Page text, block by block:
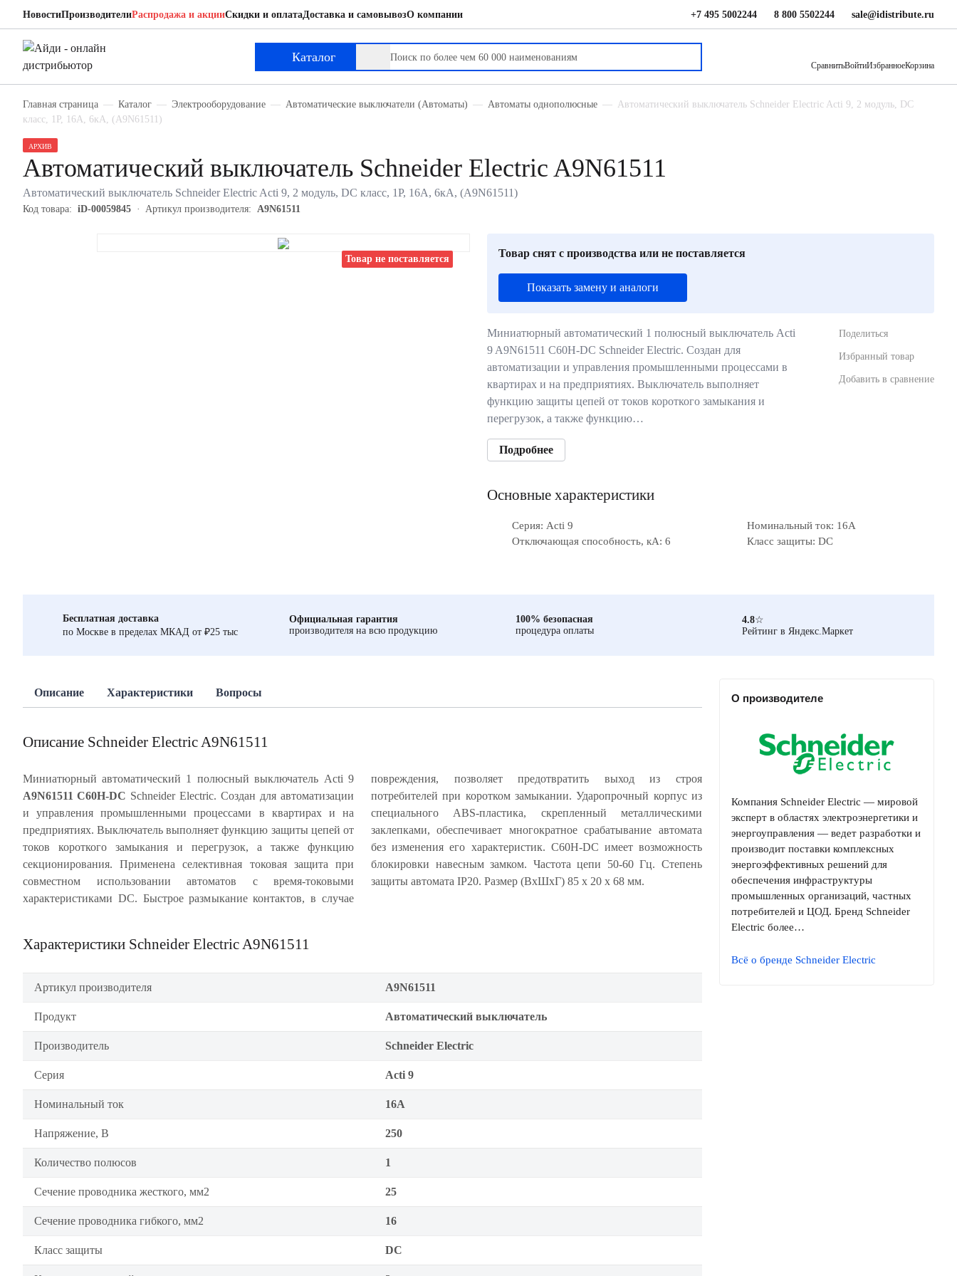
НовостиПроизводителиРаспродажа и акцииСкидки и оплатаДоставка и самовывозО компании +7 495 5002244 8 800 5502244 sale@idistribute.ru
Каталог
СравнитьВойтиИзбранноеКорзина
Главная страница Каталог Электрооборудование Автоматические выключатели (Автоматы) Автоматы однополюсные
Автоматический выключатель Schneider Electric Acti 9, 2 модуль, DC
класс, 1P, 16А, 6кА, (A9N61511)
Товар не поставляется
АРХИВ
Автоматический выключатель Schneider Electric A9N61511
Автоматический выключатель Schneider Electric Acti 9, 2 модуль, DC класс, 1P, 16А, 6кА, (A9N61511)
Код товара: iD-00059845 Артикул производителя: A9N61511
Товар снят с производства или не поставляется
Показать замену и аналоги
Миниатюрный автоматический 1 полюсный выключатель Acti
9 A9N61511 C60H-DC Schneider Electric. Создан для
автоматизации и управления промышленными процессами в
квартирах и на предприятиях. Выключатель выполняет
функцию защиты цепей от токов короткого замыкания и
перегрузок, а также функцию…
Подробнее
Поделиться
Избранный товар
Добавить в сравнение
Основные характеристики
Серия: Acti 9
Номинальный ток: 16А
Отключающая способность, кА: 6
Класс защиты: DC
Бесплатная доставка
по Москве в пределах МКАД от ₽25 тыс
Официальная гарантия
производителя на всю продукцию
100% безопасная
процедура оплаты
4.8☆
Рейтинг в Яндекс.Маркет
Описание Характеристики Вопросы
Описание Schneider Electric A9N61511
Миниатюрный автоматический 1 полюсный выключатель Acti 9
A9N61511 C60H-DC Schneider Electric. Создан для автоматизации
и управления промышленными процессами в квартирах и на
предприятиях. Выключатель выполняет функцию защиты цепей от
токов короткого замыкания и перегрузок, а также функцию
секционирования. Применена селективная токовая защита при
совместном использовании автоматов с время-токовыми
характеристиками DC. Быстрое размыкание контактов, в случае
повреждения, позволяет предотвратить выход из строя
потребителей при коротком замыкании. Ударопрочный корпус из
специального ABS-пластика, скрепленный металлическими
заклепками, обеспечивает многократное срабатывание автомата
без изменения его характеристик. C60H-DC имеет возможность
блокировки навесным замком. Частота цепи 50-60 Гц. Степень
защиты автомата IP20. Размер (ВхШхГ) 85 х 20 х 68 мм.
Характеристики Schneider Electric A9N61511
Артикул производителя A9N61511
Продукт Автоматический выключатель
Производитель Schneider Electric
Серия Acti 9
Номинальный ток 16А
Напряжение, В 250
Количество полюсов 1
Сечение проводника жесткого, мм2 25
Сечение проводника гибкого, мм2 16
Класс защиты DC
О производителе
Компания Schneider Electric — мировой
эксперт в областях электроэнергетики и
энергоуправления — ведет разработки и
производит поставки комплексных
энергоэффективных решений для
обеспечения инфраструктуры
промышленных организаций, частных
потребителей и ЦОД. Бренд Schneider
Electric более…
Всё о бренде Schneider Electric
Schneider Electric A9N61511
Автоматический выключатель